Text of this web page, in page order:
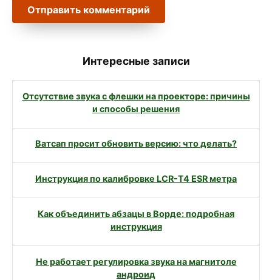
Интересные записи
Отсутствие звука с флешки на проекторе: причины
и способы решения
Ватсап просит обновить версию: что делать?
Инструкция по калибровке LCR-T4 ESR метра
Как объединить абзацы в Ворде: подробная
инструкция
Не работает регулировка звука на магнитоле
андроид